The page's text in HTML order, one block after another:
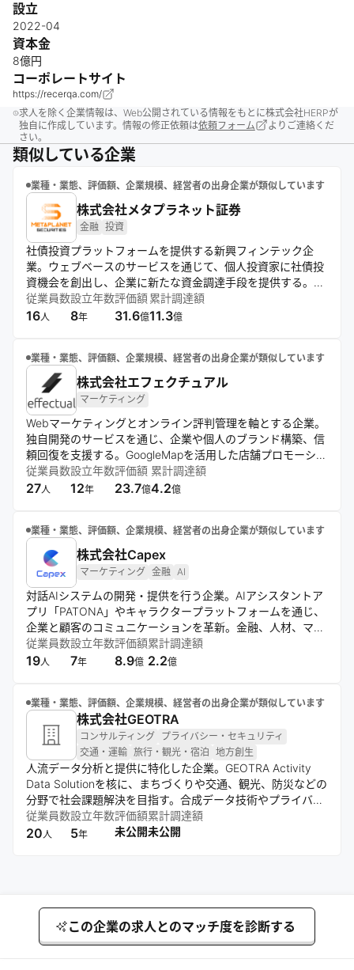
設立
2022-04
資本金
8億円
コーポレートサイト
https://recerqa.com/
求人を除く企業情報は、Web公開されている情報をもとに株式会社HERPが
独自に作成しています。情報の修正依頼は依頼フォーム
よりご連絡くだ
さい。
類似している企業
業種・業態、評価額、企業規模、経営者の出身企業が類似しています
株式会社メタプラネット証券
金融 投資
社債投資プラットフォームを提供する新興フィンテック企
業。ウェブベースのサービスを通じて、個人投資家に社債投
資機会を創出し、企業に新たな資金調達手段を提供する。少
人数私募社債を中心に、直接金融市場の活性化と国内信用市
場の発展を目指す。
従業員数
16人
設立年数
8年
評価額
31.6億
累計調達額
11.3億
業種・業態、評価額、企業規模、経営者の出身企業が類似しています
株式会社エフェクチュアル
マーケティング
Webマーケティングとオンライン評判管理を軸とする企業。
独自開発のサービスを通じ、企業や個人のブランド構築、信
頼回復を支援する。GoogleMapを活用した店舗プロモーショ
ンや、最新の炎上事例に基づくWebリスク対策など、健全な
オンラインコミュニケーションの実現に寄与している。
従業員数
27人
設立年数
12年
評価額
23.7億
累計調達額
4.2億
業種・業態、評価額、企業規模、経営者の出身企業が類似しています
株式会社Capex
マーケティング 金融 AI
対話AIシステムの開発・提供を行う企業。AIアシスタントア
プリ「PATONA」やキャラクタープラットフォームを通じ、
企業と顧客のコミュニケーションを革新。金融、人材、マー
ケティング業界向けにカスタマイズされたAIソリューション
を展開し、営業効率の最大化と顧客サービスの向上を実現す
従業員数
19人
設立年数
7年
評価額
8.9億
累計調達額
2.2億
業種・業態、評価額、企業規模、経営者の出身企業が類似しています
株式会社GEOTRA
コンサルティング プライバシー・セキュリティ
交通・運輸 旅行・観光・宿泊 地方創生
人流データ分析と提供に特化した企業。GEOTRA Activity
Data Solutionを核に、まちづくりや交通、観光、防災などの
分野で社会課題解決を目指す。合成データ技術やプライバシ
ー保護を重視し、Webダッシュボードやコンサルティングを
通じて顧客ニーズに応える。
従業員数
20人
設立年数
5年
評価額
未公開
累計調達額
未公開
この企業の求人とのマッチ度を診断する